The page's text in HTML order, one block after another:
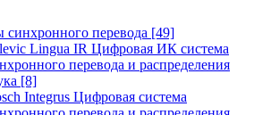
синхронного перевода [49]
Lingua IR Цифровая ИК система
перевода и распределения
[8]
Integrus Цифровая система